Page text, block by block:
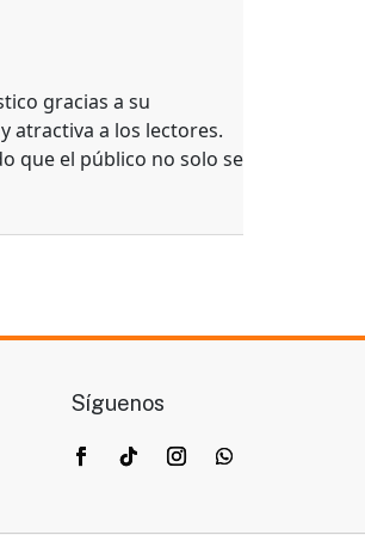
gracias a su
atractiva a los lectores.
que el público no solo se
Síguenos